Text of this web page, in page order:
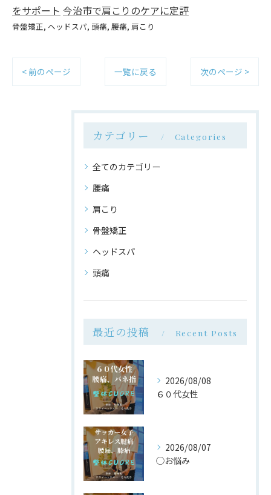
をサポート 今治市で肩こりのケアに定評
骨盤矯正 ヘッドスパ 頭痛 腰痛 肩こり
< 前のページ 一覧に戻る 次のページ >
カテゴリー Categories
全てのカテゴリー
腰痛
肩こり
骨盤矯正
ヘッドスパ
頭痛
最近の投稿 Recent Posts
2026/08/08
６０代女性
2026/08/07
◯お悩み